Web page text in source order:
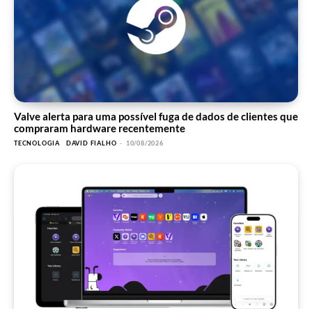
Valve alerta para uma possível fuga de dados de clientes que
compraram hardware recentemente
TECNOLOGIA DAVID FIALHO - 10/08/2026